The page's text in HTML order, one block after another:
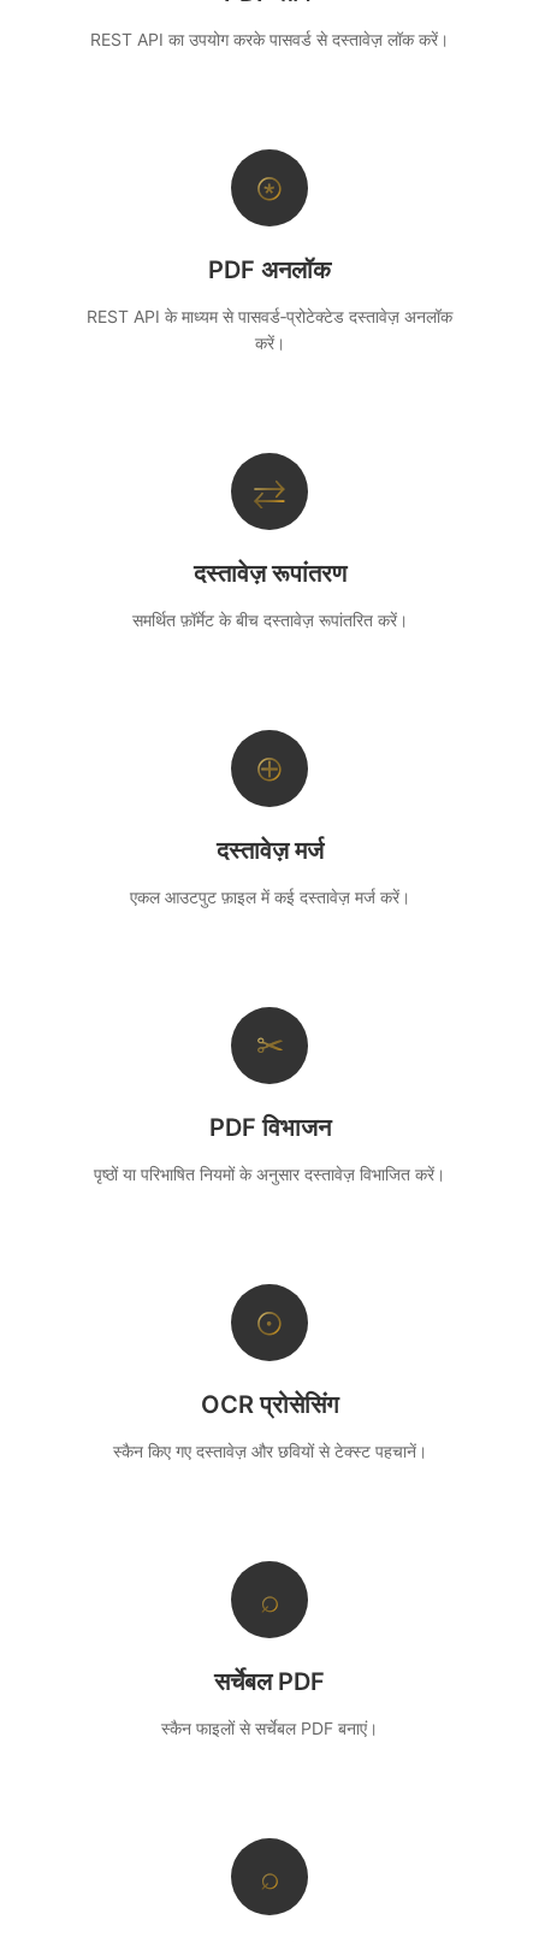
REST API का उपयोग करके पासवर्ड से दस्तावेज़ लॉक करें।
⊛
PDF अनलॉक
REST API के माध्यम से पासवर्ड‑प्रोटेक्टेड दस्तावेज़ अनलॉक
करें।
⇄
दस्तावेज़ रूपांतरण
समर्थित फ़ॉर्मेट के बीच दस्तावेज़ रूपांतरित करें।
⊕
दस्तावेज़ मर्ज
एकल आउटपुट फ़ाइल में कई दस्तावेज़ मर्ज करें।
✂
PDF विभाजन
पृष्ठों या परिभाषित नियमों के अनुसार दस्तावेज़ विभाजित करें।
⊙
OCR प्रोसेसिंग
स्कैन किए गए दस्तावेज़ और छवियों से टेक्स्ट पहचानें।
⌕
सर्चेबल PDF
स्कैन फाइलों से सर्चेबल PDF बनाएं।
⌕